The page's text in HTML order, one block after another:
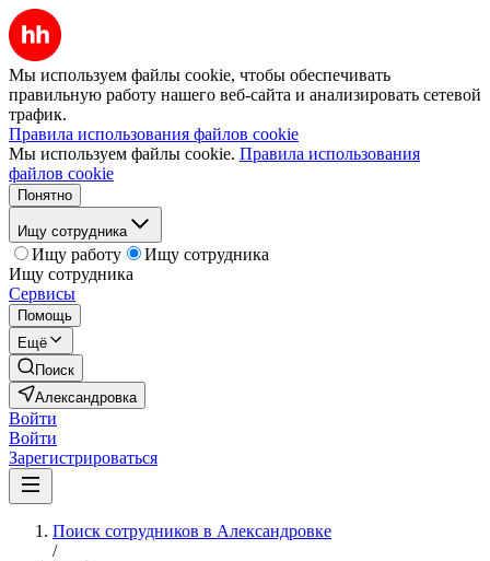
Мы используем файлы cookie, чтобы обеспечивать
правильную работу нашего веб-сайта и анализировать сетевой
трафик.
Правила использования файлов cookie
Мы используем файлы cookie. Правила использования
файлов cookie
Понятно
Ищу сотрудника
Ищу работу
Ищу сотрудника
Ищу сотрудника
Сервисы
Помощь
Ещё
Поиск
Александровка
Войти
Войти
Зарегистрироваться
Поиск сотрудников в Александровке
/